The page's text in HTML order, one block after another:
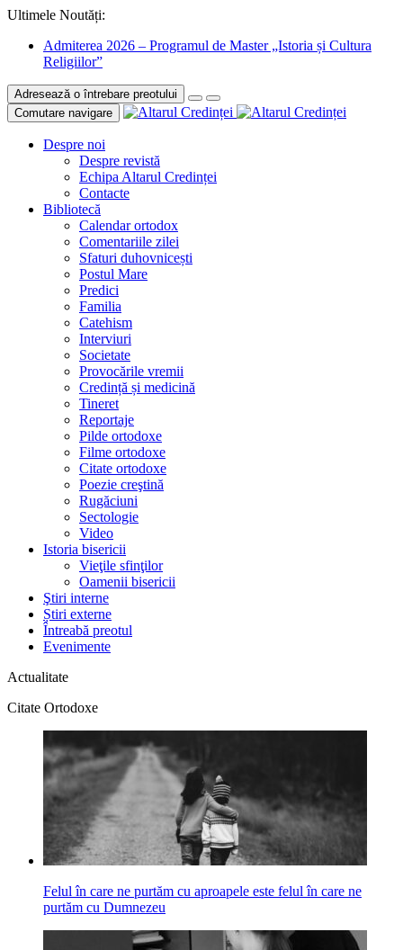
Ultimele Noutăți:
Admiterea 2026 – Programul de Master „Istoria și Cultura
Religiilor”
Adresează o întrebare preotului
Comutare navigare
Despre noi
Despre revistă
Echipa Altarul Credinței
Contacte
Bibliotecă
Calendar ortodox
Comentariile zilei
Sfaturi duhovnicești
Postul Mare
Predici
Familia
Catehism
Interviuri
Societate
Provocările vremii
Credință și medicină
Tineret
Reportaje
Pilde ortodoxe
Filme ortodoxe
Citate ortodoxe
Poezie creştină
Rugăciuni
Sectologie
Video
Istoria bisericii
Vieţile sfinţilor
Oamenii bisericii
Ştiri interne
Știri externe
Întreabă preotul
Evenimente
Actualitate
Citate Ortodoxe
Felul în care ne purtăm cu aproapele este felul în care ne
purtăm cu Dumnezeu